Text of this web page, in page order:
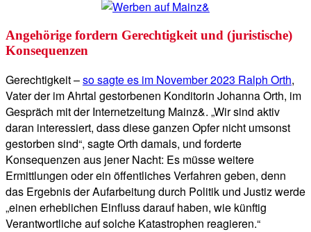
Angehörige fordern Gerechtigkeit und (juristische)
Konsequenzen
Gerechtigkeit –so sagte es im November 2023 Ralph Orth,
Vater der im Ahrtal gestorbenen Konditorin Johanna Orth, im
Gespräch mit der Internetzeitung Mainz&. „Wir sind aktiv
daran interessiert, dass diese ganzen Opfer nicht umsonst
gestorben sind“, sagte Orth damals, und forderte
Konsequenzen aus jener Nacht: Es müsse weitere
Ermittlungen oder ein öffentliches Verfahren geben, denn
das Ergebnis der Aufarbeitung durch Politik und Justiz werde
„einen erheblichen Einfluss darauf haben, wie künftig
Verantwortliche auf solche Katastrophen reagieren.“